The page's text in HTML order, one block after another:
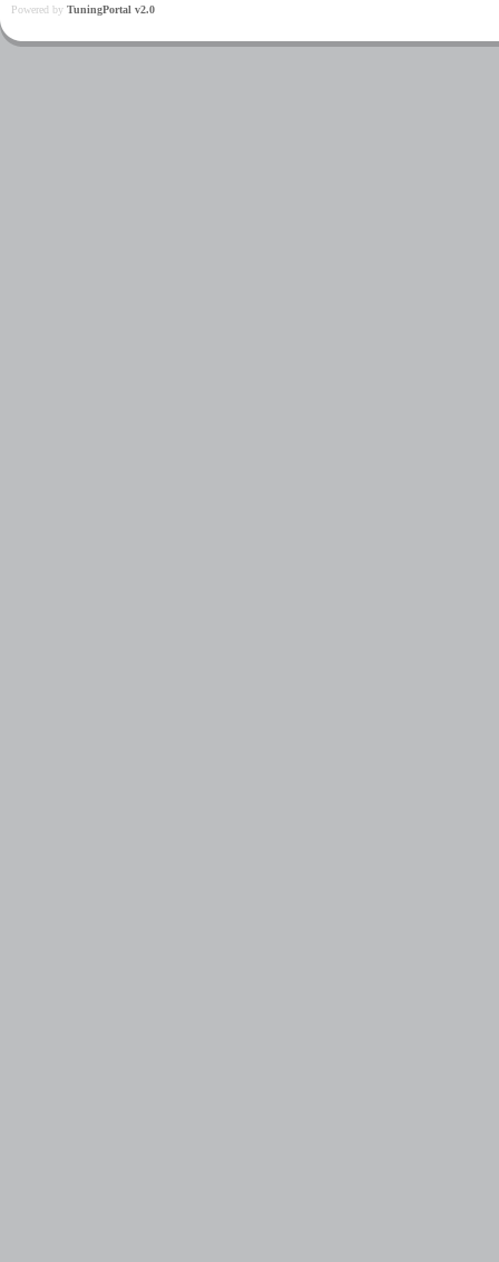
Powered by TuningPortal v2.0